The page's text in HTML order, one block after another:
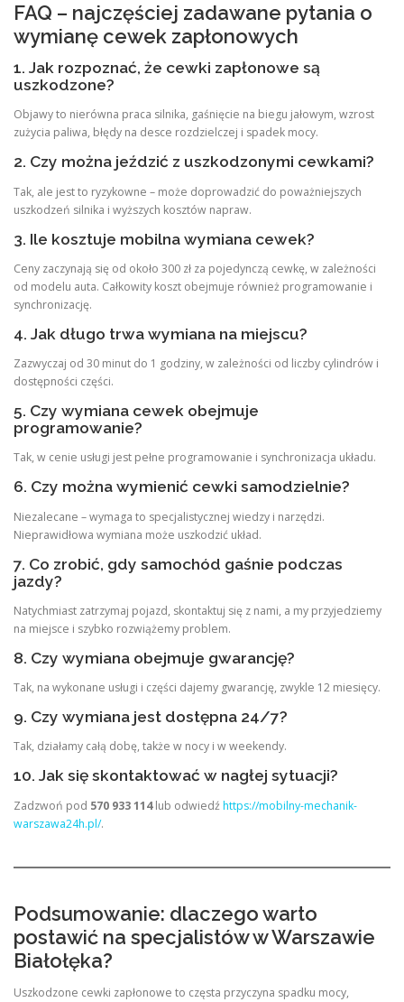
FAQ – najczęściej zadawane pytania o
wymianę cewek zapłonowych
1. Jak rozpoznać, że cewki zapłonowe są
uszkodzone?
Objawy to nierówna praca silnika, gaśnięcie na biegu jałowym, wzrost
zużycia paliwa, błędy na desce rozdzielczej i spadek mocy.
2. Czy można jeździć z uszkodzonymi cewkami?
Tak, ale jest to ryzykowne – może doprowadzić do poważniejszych
uszkodzeń silnika i wyższych kosztów napraw.
3. Ile kosztuje mobilna wymiana cewek?
Ceny zaczynają się od około 300 zł za pojedynczą cewkę, w zależności
od modelu auta. Całkowity koszt obejmuje również programowanie i
synchronizację.
4. Jak długo trwa wymiana na miejscu?
Zazwyczaj od 30 minut do 1 godziny, w zależności od liczby cylindrów i
dostępności części.
5. Czy wymiana cewek obejmuje
programowanie?
Tak, w cenie usługi jest pełne programowanie i synchronizacja układu.
6. Czy można wymienić cewki samodzielnie?
Niezalecane – wymaga to specjalistycznej wiedzy i narzędzi.
Nieprawidłowa wymiana może uszkodzić układ.
7. Co zrobić, gdy samochód gaśnie podczas
jazdy?
Natychmiast zatrzymaj pojazd, skontaktuj się z nami, a my przyjedziemy
na miejsce i szybko rozwiążemy problem.
8. Czy wymiana obejmuje gwarancję?
Tak, na wykonane usługi i części dajemy gwarancję, zwykle 12 miesięcy.
9. Czy wymiana jest dostępna 24/7?
Tak, działamy całą dobę, także w nocy i w weekendy.
10. Jak się skontaktować w nagłej sytuacji?
Zadzwoń pod 570 933 114lub odwiedźhttps://mobilny-mechanik-
warszawa24h.pl/.
Podsumowanie: dlaczego warto
postawić na specjalistów w Warszawie
Białołęka?
Uszkodzone cewki zapłonowe to częsta przyczyna spadku mocy,